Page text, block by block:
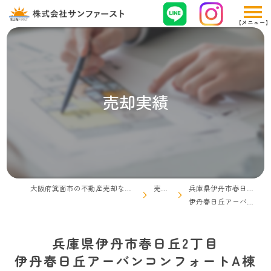
売却実績
売却実績
兵庫県伊丹市春日丘2丁目
伊丹春日丘アーバンコンフォートA棟
兵庫県伊丹市春日丘2丁目
伊丹春日丘アーバンコンフォートA棟